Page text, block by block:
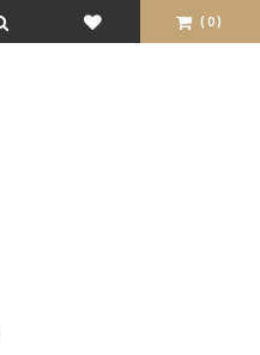
(0)